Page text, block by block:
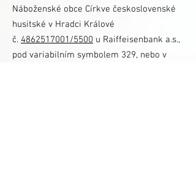
Náboženské obce Církve československé
husitské v Hradci Králové
č. 4862517001/5500 u Raiffeisenbank a.s.,
pod variabilním symbolem 329, nebo v